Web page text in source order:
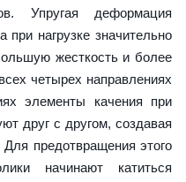
Упругая деформация
при нагрузке значительно
жесткость и более
четырех направлениях
элементы качения при
друг с другом, создавая
предотвращения этого
начинают катиться